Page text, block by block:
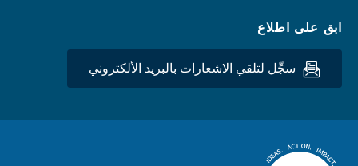
ابق على اطلاع
سجِّل لتلقي الاشعارات بالبريد الألكتروني